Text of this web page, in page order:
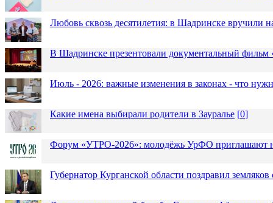
Любовь сквозь десятилетия: в Шадринске вручили
В Шадринске презентовали документальный
Июль - 2026: важные изменения в законах - что
Какие имена выбирали родители в Зауралье [0]
Форум «УТРО-2026»: молодёжь УрФО приглашают
Губернатор Курганской области поздравил